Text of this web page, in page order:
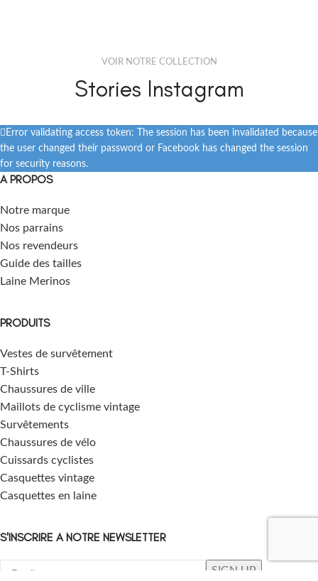
VOIR NOTRE COLLECTION
Stories Instagram
Error validating access token: The session has been invalidated because
the user changed their password or Facebook has changed the session
for security reasons.
A PROPOS
Notre marque
Nos parrains
Nos revendeurs
Guide des tailles
Laine Merinos
PRODUITS
Vestes de survêtement
T-Shirts
Chaussures de ville
Maillots de cyclisme vintage
Survêtements
Chaussures de vélo
Cuissards cyclistes
Casquettes vintage
Casquettes en laine
S'INSCRIRE A NOTRE NEWSLETTER